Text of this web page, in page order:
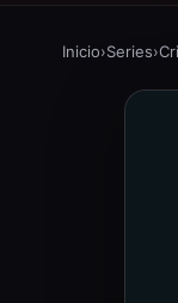
Inicio›Series›